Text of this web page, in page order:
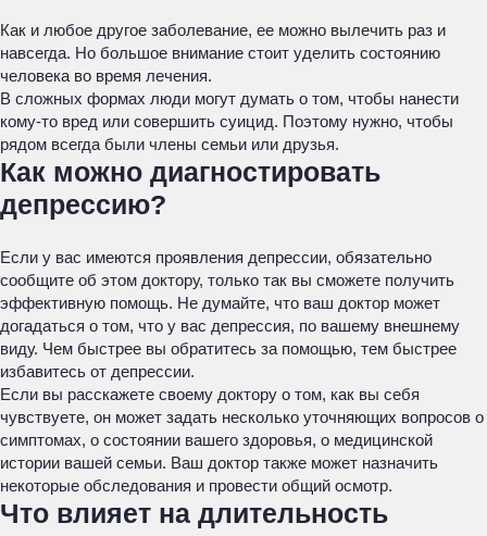
Как и любое другое заболевание, ее можно вылечить раз и
навсегда. Но большое внимание стоит уделить состоянию
человека во время лечения.
В сложных формах люди могут думать о том, чтобы нанести
кому-то вред или совершить суицид. Поэтому нужно, чтобы
рядом всегда были члены семьи или друзья.
Как можно диагностировать
депрессию?
Если у вас имеются проявления депрессии, обязательно
сообщите об этом доктору, только так вы сможете получить
эффективную помощь. Не думайте, что ваш доктор может
догадаться о том, что у вас депрессия, по вашему внешнему
виду. Чем быстрее вы обратитесь за помощью, тем быстрее
избавитесь от депрессии.
Если вы расскажете своему доктору о том, как вы себя
чувствуете, он может задать несколько уточняющих вопросов о
симптомах, о состоянии вашего здоровья, о медицинской
истории вашей семьи. Ваш доктор также может назначить
некоторые обследования и провести общий осмотр.
Что влияет на длительность